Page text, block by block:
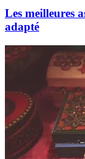
Les meilleures
adapté